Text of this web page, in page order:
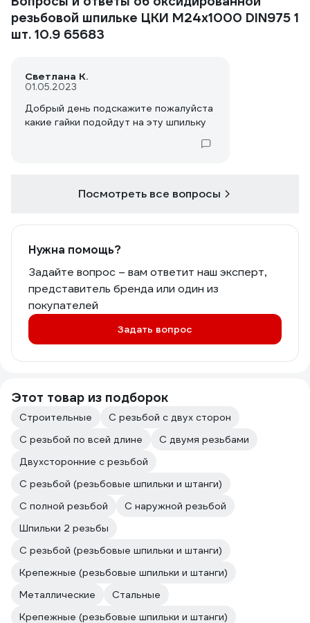
резьбовой шпильке ЦКИ М24х1000 DIN975 1
шт. 10.9 65683
Светлана К.
01.05.2023
Добрый день подскажите пожалуйста
какие гайки подойдут на эту шпильку
Посмотреть все вопросы
Нужна помощь?
Задайте вопрос – вам ответит наш эксперт,
представитель бренда или один из
покупателей
Задать вопрос
Этот товар из подборок
Строительные
С резьбой с двух сторон
С резьбой по всей длине
С двумя резьбами
Двухсторонние с резьбой
С резьбой (резьбовые шпильки и штанги)
С полной резьбой
С наружной резьбой
Шпильки 2 резьбы
С резьбой (резьбовые шпильки и штанги)
Крепежные (резьбовые шпильки и штанги)
Металлические
Стальные
Крепежные (резьбовые шпильки и штанги)